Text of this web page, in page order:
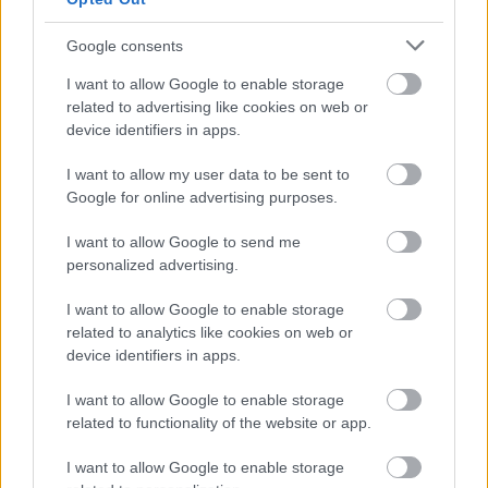
Google consents
I want to allow Google to enable storage
related to advertising like cookies on web or
device identifiers in apps.
I want to allow my user data to be sent to
Google for online advertising purposes.
I want to allow Google to send me
personalized advertising.
I want to allow Google to enable storage
related to analytics like cookies on web or
device identifiers in apps.
I want to allow Google to enable storage
related to functionality of the website or app.
I want to allow Google to enable storage
fizetik. Ugyanez igaz a közpénzből fizetettekre is (ide
tartoznak az egytemek is) Kicsit álszent dolog azt
mondani, hogy szabadságjogai sérülnek valakinek
ha nem költheti bármire a más pénzét.
de let e ...
9 éve
De most komolyan , van képe itt bárkinek is piacról
beszélni , amikor a fideszes lakájmédiába
formájában nulla nézettségű tv-khez , nulla
olvasottságú újságokhoz ? Amikor a korrupciós és
egyéb ügyek leleplezésekor egyedül az újságírónak
van félni valója az igazságszolgáltatástól ? A fideszes
logika egyszerű , elhallgattatni mindenkit , aki nem
azt mondja amit mi akarunk ... no ez ugye szintén a
diktatúrák jellemzője ...